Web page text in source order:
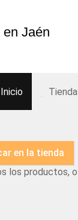
Jaén
Inicio Tienda
los